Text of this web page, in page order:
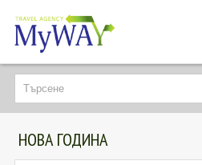
НАЙ-ТЪРСЕНИ
ДЕСТИНАЦИИ
ЕКЗОТИЧНИ ПОЧИВКИ
НОВА ГОДИНА